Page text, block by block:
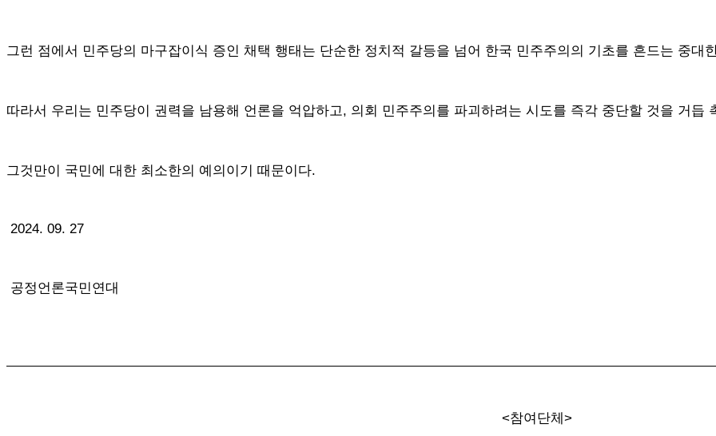
그런 점에서 민주당의 마구잡이식 증인 채택 행태는 단순한 정치적 갈등을 넘어 한국 민주주의의 기초를 흔드는 중대
따라서 우리는 민주당이 권력을 남용해 언론을 억압하고, 의회 민주주의를 파괴하려는 시도를 즉각 중단할 것을 거듭
그것만이 국민에 대한 최소한의 예의이기 때문이다.
2024. 09. 27
공정언론국민연대
<참여단체>